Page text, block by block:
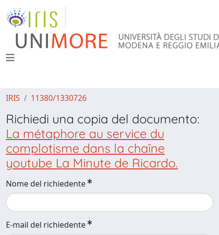
IRIS 11380/1330726
Richiedi una copia del documento:
La métaphore au service du
complotisme dans la chaîne
youtube La Minute de Ricardo.
Nome del richiedente
E-mail del richiedente